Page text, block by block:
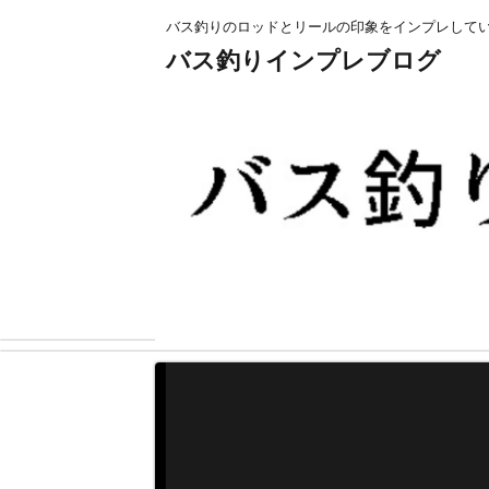
バス釣りのロッドとリールの印象をインプレして
バス釣りインプレブログ